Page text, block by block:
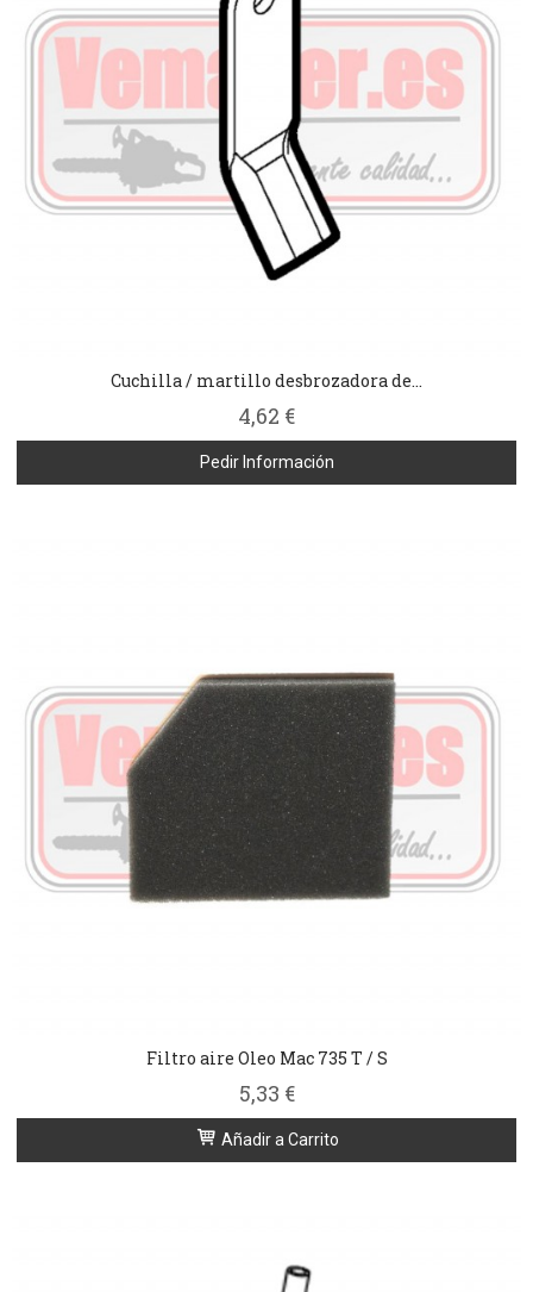
Cuchilla / martillo desbrozadora de...
4,62 €
Pedir Información
Filtro aire Oleo Mac 735 T / S
5,33 €
Añadir a Carrito